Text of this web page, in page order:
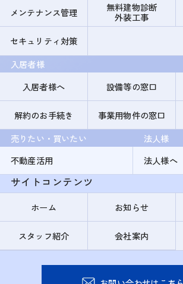
メンテナンス管理
無料建物診断
外装工事
セキュリティ対策
入居者様
入居者様へ
設備等の窓口
解約のお手続き
事業用物件の窓口
売りたい・買いたい
不動産活用
法人様
法人様へ
サイトコンテンツ
ホーム お知らせ
スタッフ紹介 会社案内